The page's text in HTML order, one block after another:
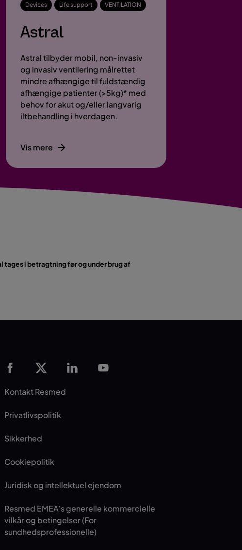
Devices Life support VENTILATION
Astral
Astral tilbyder mobil, non-invasiv
og invasiv ventilering målrettet
mindre afhængige til fuldstændig
afhængige patienter (>5kg)* med
behov for akut og/eller langvarig
iltbehandling i hverdagen.
Vis mere
i betragtning før og under brug af
Kontakt Resmed
Privatlivspolitik
Sikkerhed
Cookiepolitik
Juridisk og intellektuel ejendom
Resmed EMEA’s generelle kommercielle
vilkår og betingelser (For
sundhedsprofessionelle)